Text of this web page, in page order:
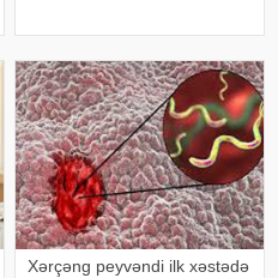
diqqətli olmalıdırlar.
Günvurmadan qorunma
Xərçəng peyvəndi ilk xəstədə